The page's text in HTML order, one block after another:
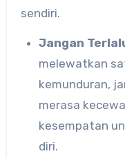
sendiri.
Jangan
melewatkan
kemunduran,
merasa
kesempatan
diri.